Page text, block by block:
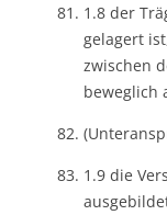
1.8 der
gelagert
zwischen
beweglich
1.9 die